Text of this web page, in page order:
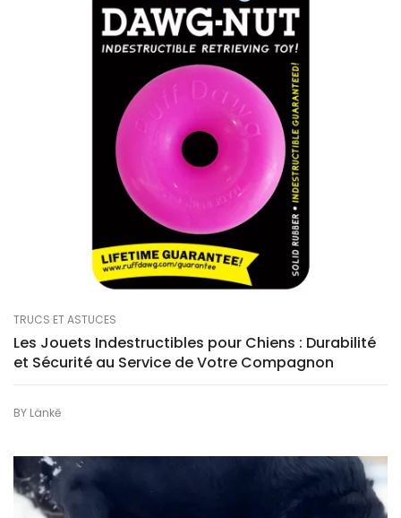
TRUCS ET ASTUCES
Les Jouets Indestructibles pour Chiens : Durabilité
et Sécurité au Service de Votre Compagnon
BY Länkē